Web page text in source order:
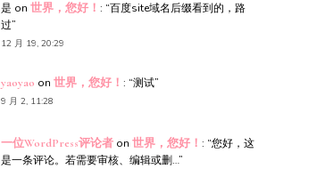
是 on 世界，您好！ : “百度site域名后缀看到的，路
过”
12 月 19, 20:29
yaoyao on 世界，您好！ : “测试”
9 月 2, 11:28
一位WordPress评论者on 世界，您好！ : “您好，这
是一条评论。若需要审核、编辑或删…”